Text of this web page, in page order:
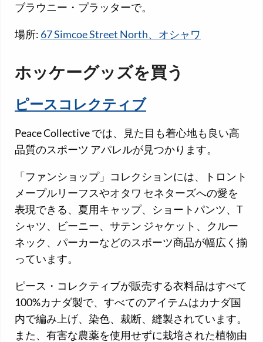
ブラウニー・プラッターで。
場所: 67 Simcoe Street North、オシャワ
ホッケーグッズを買う
ピースコレクティブ
Peace Collective では、見た目も着心地も良い高
品質のスポーツ アパレルが見つかります。
「ファンショップ」コレクションには、トロント
メープルリーフスやオタワ セネターズへの愛を
表現できる、夏用キャップ、ショートパンツ、T
シャツ、ビーニー、サテン ジャケット、クルー
ネック、パーカーなどのスポーツ商品が幅広く揃
っています。
ピース・コレクティブが販売する衣料品はすべて
100%カナダ製で、すべてのアイテムはカナダ国
内で編み上げ、染色、裁断、縫製されています。
また、有害な農薬を使用せずに栽培された植物由